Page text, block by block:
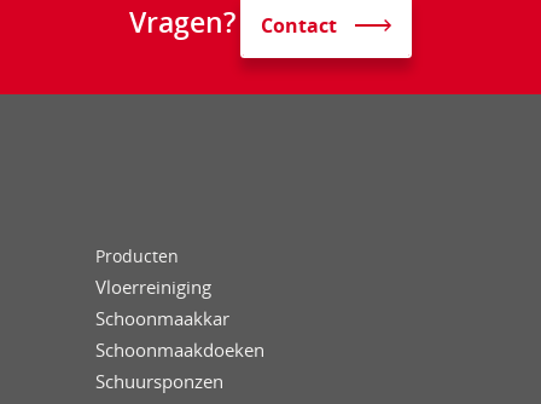
Vragen? Contact
Producten
Vloerreiniging
Schoonmaakkar
Schoonmaakdoeken
Schuursponzen